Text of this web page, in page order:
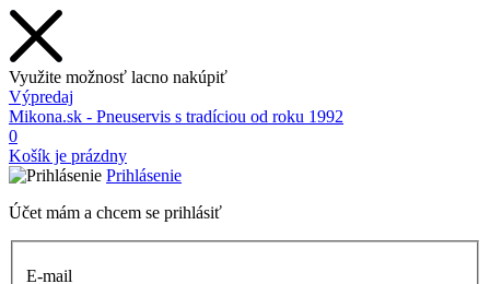
Využite možnosť lacno nakúpiť
Výpredaj
Mikona.sk - Pneuservis s tradíciou od roku 1992
0
Košík je prázdny
Prihlásenie
Účet mám a chcem se prihlásiť
E-mail